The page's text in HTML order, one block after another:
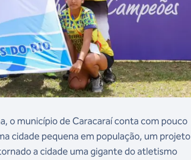
o município de Caracaraí conta com pouco
cidade pequena em população, um projeto
a cidade uma gigante do atletismo